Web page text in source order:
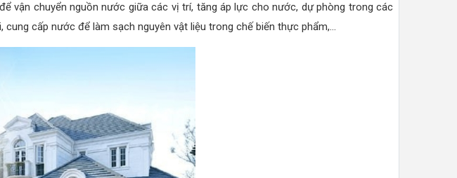
vận chuyển nguồn nước giữa các vị trí, tăng áp lực cho nước, dự phòng trong các
cấp nước để làm sạch nguyên vật liệu trong chế biến thực phẩm,...